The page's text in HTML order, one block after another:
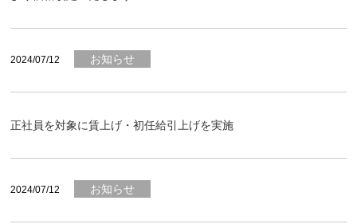
2024/07/12 お知らせ
正社員を対象に賃上げ・初任給引上げを実施
2024/07/12 お知らせ